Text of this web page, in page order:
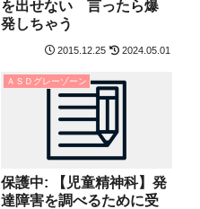
を出せない 言ったら爆
発しちゃう
2015.12.25 2024.05.01
ＡＳＤグレーゾーン
保護中: 【児童精神科】発
達障害を調べるために受